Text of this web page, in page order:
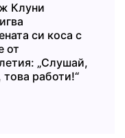
Клуни
си коса с
от
„Слушай,
това работи!“